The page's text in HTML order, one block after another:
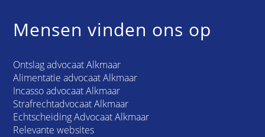
Mensen vinden ons op
Ontslag advocaat Alkmaar
Alimentatie advocaat Alkmaar
Incasso advocaat Alkmaar
Strafrechtadvocaat Alkmaar
Echtscheiding Advocaat Alkmaar
Relevante websites